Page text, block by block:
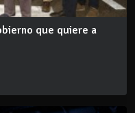
que quiere a